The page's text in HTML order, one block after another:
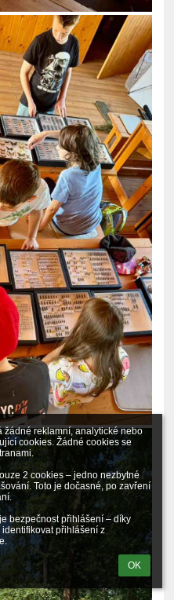
žádné reklamní, analytické nebo
cookies. Žádné cookies se
2 cookies – jedno nezbytné
Toto je dočasné, po zavření
bezpečnost přihlášení – díky
přihlášení z
OK